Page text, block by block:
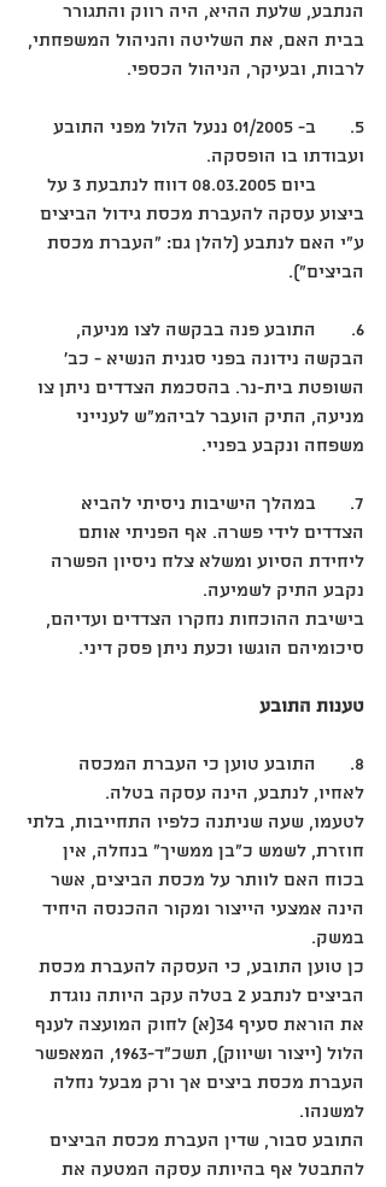
הנתבע, שלעת ההיא, היה רווק והתגורר
בבית האם, את השליטה והניהול המשפחתי,
לרבות, ובעיקר, הניהול הכספי.
5.	ב- 01/2005 ננעל הלול מפני התובע
ועבודתו בו הופסקה.
	ביום 08.03.2005 דווח לנתבעת 3 על
ביצוע עסקה להעברת מכסת גידול הביצים
ע"י האם לנתבע (להלן גם: "העברת מכסת
הביצים").
6.	התובע פנה בבקשה לצו מניעה,
הבקשה נידונה בפני סגנית הנשיא - כב'
השופטת בית-נר. בהסכמת הצדדים ניתן צו
מניעה, התיק הועבר לביהמ"ש לענייני
משפחה ונקבע בפניי.
7.	במהלך הישיבות ניסיתי להביא
הצדדים לידי פשרה. אף הפניתי אותם
ליחידת הסיוע ומשלא צלח ניסיון הפשרה
נקבע התיק לשמיעה.
בישיבת ההוכחות נחקרו הצדדים ועדיהם,
סיכומיהם הוגשו וכעת ניתן פסק דיני.
טענות התובע
8.	התובע טוען כי העברת המכסה
לאחיו, לנתבע, הינה עסקה בטלה.
לטעמו, שעה שניתנה כלפיו התחייבות, בלתי
חוזרת, לשמש כ"בן ממשיך" בנחלה, אין
בכוח האם לוותר על מכסת הביצים, אשר
הינה אמצעי הייצור ומקור ההכנסה היחיד
במשק.
כן טוען התובע, כי העסקה להעברת מכסת
הביצים לנתבע 2 בטלה עקב היותה נוגדת
את הוראת סעיף 34(א) לחוק המועצה לענף
הלול (ייצור ושיווק), תשכ"ד-1963, המאפשר
העברת מכסת ביצים אך ורק מבעל נחלה
למשנהו.
התובע סבור, שדין העברת מכסת הביצים
להתבטל אף בהיותה עסקה המטעה את